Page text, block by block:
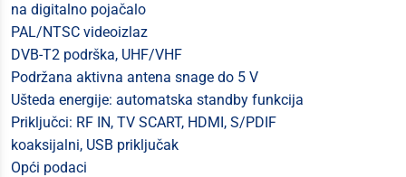
na digitalno pojačalo
PAL/NTSC videoizlaz
DVB-T2 podrška, UHF/VHF
Podržana aktivna antena snage do 5 V
Ušteda energije: automatska standby funkcija
Priključci: RF IN, TV SCART, HDMI, S/PDIF
koaksijalni, USB priključak
Opći podaci